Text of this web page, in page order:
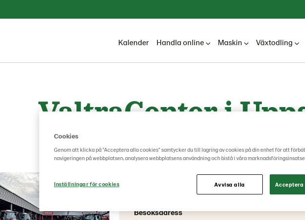
Kalender Handla online Maskin Växtodling
ValtraCenter i
För bokning - kontakta någon av våra
Kontaktinformation
Besöksadress
Cookies
Genom att klicka på "Acceptera alla cookies" samtycker du till lagring av cookies på din enhet för att
navigeringen på webbplatsen, analysera webbplatsens användning och bistå i våra
Inställningar för cookies Avvisa alla Acceptera